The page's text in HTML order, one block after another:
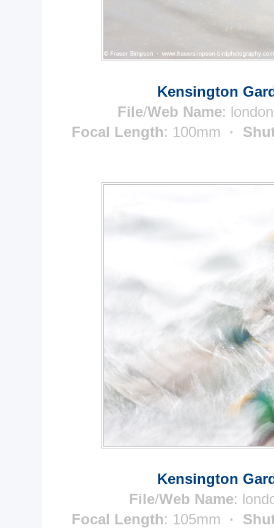
Kensington
File/Web Name:
Focal Length: 100mm ·
Kensington
File/Web Name:
Focal Length: 105mm ·